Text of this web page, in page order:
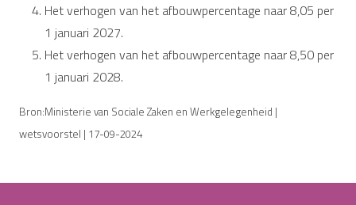
Het verhogen van het afbouwpercentage naar 8,05 per
1 januari 2027.
Het verhogen van het afbouwpercentage naar 8,50 per
1 januari 2028.
Bron:Ministerie van Sociale Zaken en Werkgelegenheid |
wetsvoorstel | 17-09-2024